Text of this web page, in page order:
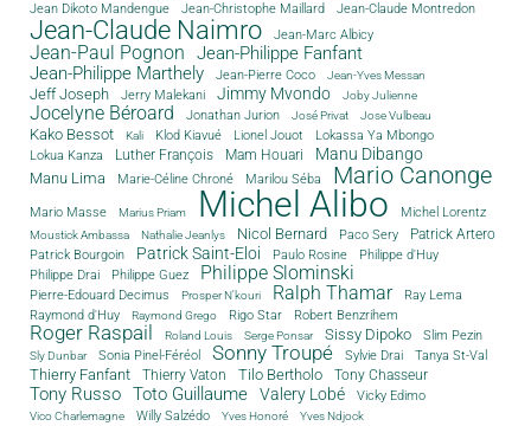
Jean Dikoto Mandengue Jean-Christophe Maillard Jean-Claude Montredon
Jean-Claude Naimro Jean-Marc Albicy
Jean-Paul Pognon
Jean-Philippe Fanfant
Jean-Philippe Marthely
Jean-Pierre Coco Jean-Yves Messan
Jeff Joseph Jerry Malekani Jimmy Mvondo Joby Julienne
Jocelyne Béroard Jonathan Jurion José Privat Jose Vulbeau
Kako Bessot Kali Klod Kiavué Lionel Jouot
Lokassa Ya Mbongo
Lokua Kanza
Luther François Mam Houari Manu Dibango
Manu Lima Marie-Céline Chroné Marilou Séba Mario Canonge
Mario Masse Marius Priam Michel Alibo Michel Lorentz
Moustick Ambassa Nathalie Jeanlys Nicol Bernard Paco Sery
Patrick Artero
Patrick Bourgoin
Patrick Saint-Eloi Paulo Rosine
Philippe d'Huy
Philippe Drai
Philippe Guez Philippe Slominski
Pierre-Edouard Decimus Prosper N'kouri Ralph Thamar
Ray Lema
Raymond d'Huy
Raymond Grego Rigo Star Robert Benzrihem
Roger Raspail Roland Louis Serge Ponsar Sissy Dipoko Slim Pezin
Sly Dunbar Sonia Pinel-Féréol Sonny Troupé Sylvie Drai Tanya St-Val
Thierry Fanfant Thierry Vaton Tilo Bertholo Tony Chasseur
Tony Russo Toto Guillaume Valery Lobé Vicky Edimo
Vico Charlemagne Willy Salzédo Yves Honoré Yves Ndjock